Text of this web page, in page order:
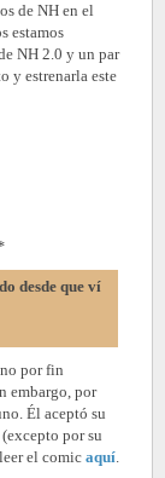
de NH en el
estamos
NH 2.0 y un par
y estrenarla este
desde que ví
por fin
embargo, por
Él aceptó su
por su
el comic aquí.